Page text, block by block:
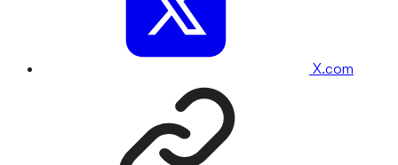
X.com